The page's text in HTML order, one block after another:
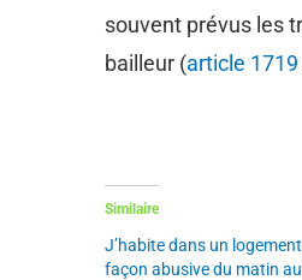
souvent prévus les
bailleur (article 1719
Similaire
J’habite dans un
façon abusive du matin